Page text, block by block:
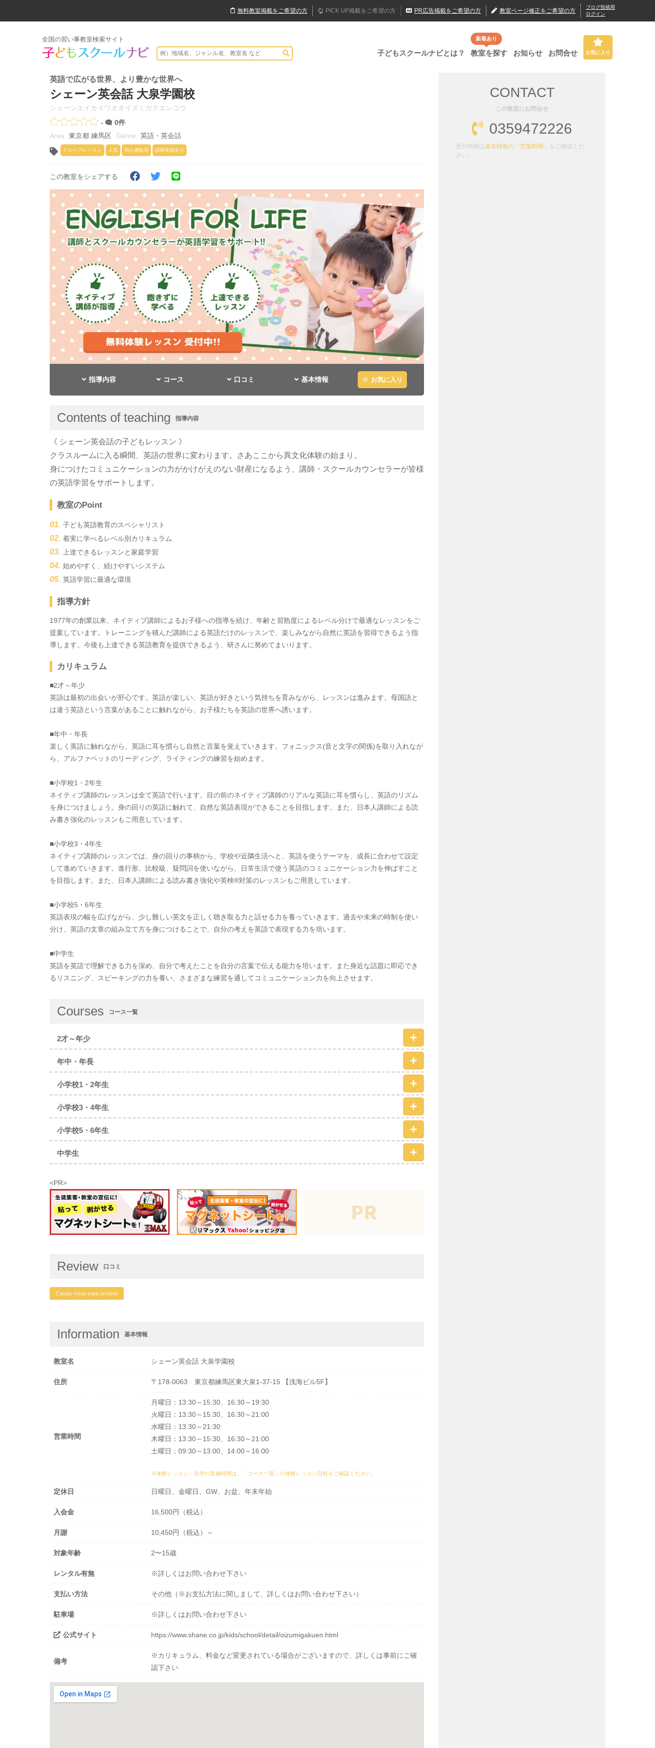
無料教室掲載をご希望の方 PICK UP掲載をご希望の方 PR広告掲載をご希望の方 教室ページ修正をご希望の方
ブログ投稿用
ログイン
全国の習い事教室検索サイト
子どもスクールナビとは？
新着あり
教室を探す お知らせ お問合せ お気に入り
英語で広がる世界、より豊かな世界へ
シェーン英会話 大泉学園校
シェーンエイカイワオオイズミガクエンコウ
-
0件
東京都 練馬区
英語・英会話
グループレッスン 人気 初心者歓迎 講師実績あり
この教室をシェアする
指導内容 コース 口コミ 基本情報 お気に入り
Contents of teaching 指導内容
《 シェーン英会話の子どもレッスン 》
クラスルームに入る瞬間、英語の世界に変わります。さあここから異文化体験の始まり。
身につけたコミュニケーションの力がかけがえのない財産になるよう、講師・スクールカウンセラーが皆様
の英語学習をサポートします。
教室のPoint
子ども英語教育のスペシャリスト
着実に学べるレベル別カリキュラム
上達できるレッスンと家庭学習
始めやすく、続けやすいシステム
英語学習に最適な環境
指導方針
1977年の創業以来、ネイティブ講師によるお子様への指導を続け、年齢と習熟度によるレベル分けで最適なレッスンをご
提案しています。トレーニングを積んだ講師による英語だけのレッスンで、楽しみながら自然に英語を習得できるよう指
導します。今後も上達できる英語教育を提供できるよう、研さんに努めてまいります。
カリキュラム
■2才～年少
英語は最初の出会いが肝心です。英語が楽しい、英語が好きという気持ちを育みながら、レッスンは進みます。母国語と
は違う英語という言葉があることに触れながら、お子様たちを英語の世界へ誘います。
■年中・年長
楽しく英語に触れながら、英語に耳を慣らし自然と言葉を覚えていきます。フォニックス(音と文字の関係)を取り入れなが
ら、アルファベットのリーディング、ライティングの練習を始めます。
■小学校1・2年生
ネイティブ講師のレッスンは全て英語で行います。目の前のネイティブ講師のリアルな英語に耳を慣らし、英語のリズム
を身につけましょう。身の回りの英語に触れて、自然な英語表現ができることを目指します。また、日本人講師による読
み書き強化のレッスンもご用意しています。
■小学校3・4年生
ネイティブ講師のレッスンでは、身の回りの事柄から、学校や近隣生活へと、英語を使うテーマを、成長に合わせて設定
して進めていきます。進行形、比較級、疑問詞を使いながら、日常生活で使う英語のコミュニケーション力を伸ばすこと
を目指します。また、日本人講師による読み書き強化や英検®対策のレッスンもご用意しています。
■小学校5・6年生
英語表現の幅を広げながら、少し難しい英文を正しく聴き取る力と話せる力を養っていきます。過去や未来の時制を使い
分け、英語の文章の組み立て方を身につけることで、自分の考えを英語で表現する力を培います。
■中学生
英語を英語で理解できる力を深め、自分で考えたことを自分の言葉で伝える能力を培います。また身近な話題に即応でき
るリスニング、スピーキングの力を養い、さまざまな練習を通してコミュニケーション力を向上させます。
Courses コース一覧
2才～年少
年中・年長
小学校1・2年生
小学校3・4年生
小学校5・6年生
中学生
<PR>
Review 口コミ
Create your own review
Information 基本情報
教室名 シェーン英会話 大泉学園校
住所 〒178-0063 東京都練馬区東大泉1-37-15 【浅海ビル5F】
営業時間
月曜日：13:30～15:30、16:30～19:30
火曜日：13:30～15:30、16:30～21:00
水曜日：13:30～21:30
木曜日：13:30～15:30、16:30～21:00
土曜日：09:30～13:00、14:00～16:00
※体験レッスン・見学の実施時間は、 「コース一覧」の体験レッスン日程をご確認ください。
定休日 日曜日、金曜日、GW、お盆、年末年始
入会金 16,500円（税込）
月謝 10,450円（税込）～
対象年齢 2〜15歳
レンタル有無 ※詳しくはお問い合わせ下さい
支払い方法 その他（※お支払方法に関しまして、詳しくはお問い合わせ下さい）
駐車場 ※詳しくはお問い合わせ下さい
公式サイト https://www.shane.co.jp/kids/school/detail/oizumigakuen.html
備考
※カリキュラム、料金など変更されている場合がございますので、詳しくは事前にご確
認下さい
CONTACT
この教室にお問合せ
0359472226
受付時間は基本情報の「営業時間」
をご確認くだ
さい。